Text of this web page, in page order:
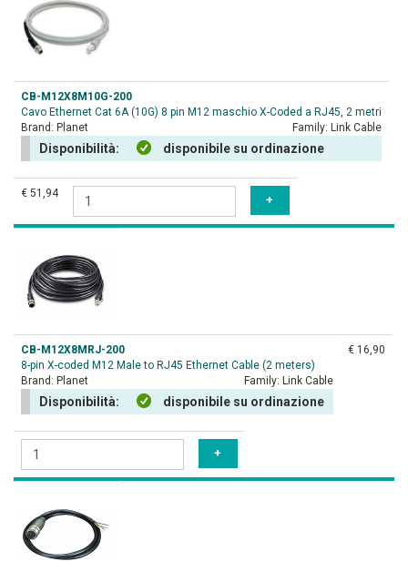
CB-M12X8M10G-200
Cavo Ethernet Cat 6A (10G) 8 pin M12 maschio X-Coded a RJ45, 2 metri
Brand: Planet Family: Link Cable
Disponibilità: disponibile su ordinazione
€ 51,94
CB-M12X8MRJ-200
8-pin X-coded M12 Male to RJ45 Ethernet Cable (2 meters)
Brand: Planet Family: Link Cable
Disponibilità: disponibile su ordinazione
€ 16,90